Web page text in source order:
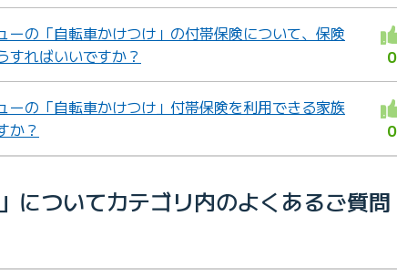
ーの「自転車かけつけ」の付帯保険について、保険
すればいいですか？
0
ーの「自転車かけつけ」付帯保険を利用できる家族
か？
0
についてカテゴリ内のよくあるご質問